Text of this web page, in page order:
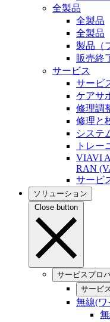
全製品
全製品
全製品
製品（
販売終
サービス
サービ
ケアサ
修理調
修理と
システ
トレー
VIAVI
RAN
サービ
ソリューション
Close button
サービスプロ
サービ
無線(ワ